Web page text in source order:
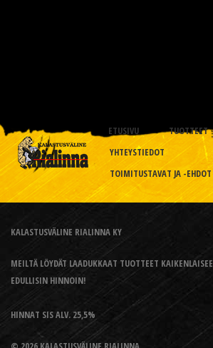
ETUSIVU TUOTTEET
YHTEYSTIEDOT
TOIMITUSTAVAT JA -EHDOT
KALASTUSVÄLINE RIALINNA KY
MEILTÄ LÖYDÄT LAADUKKAAT TUOTTEET
EDULLISIN HINNOIN!
HINNAT SIS ALV. 25,5%